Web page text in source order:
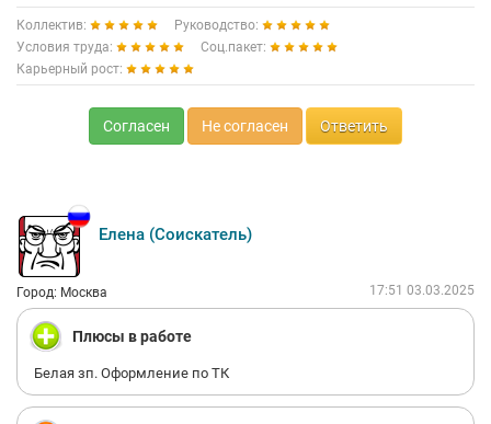
Коллектив:
Руководство:
Условия труда:
Соц.пакет:
Карьерный рост:
Согласен Не согласен Ответить
Елена (Соискатель)
Город: Москва 17:51 03.03.2025
Плюсы в работе
Белая зп. Оформление по ТК